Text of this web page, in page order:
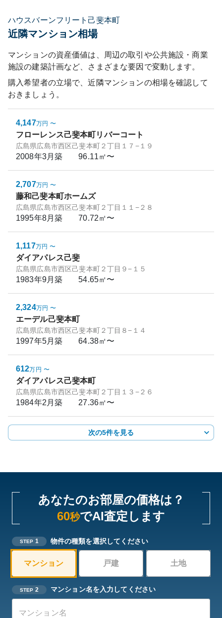
ハウスバーンフリート己斐本町
近隣マンション相場
マンションの資産価値は、周辺の取引や公共施設・商業
施設の建築計画など、さまざまな要因で変動します。
購入希望者の立場で、近隣マンションの相場を確認して
おきましょう。
4,147万円 〜
フローレンス己斐本町リバーコート
広島県広島市西区己斐本町２丁目１７−１９
2008年3月築 96.11㎡〜
2,707万円 〜
藤和己斐本町ホームズ
広島県広島市西区己斐本町２丁目１１−２８
1995年8月築 70.72㎡〜
1,117万円 〜
ダイアパレス己斐
広島県広島市西区己斐本町２丁目９−１５
1983年9月築 54.65㎡〜
2,324万円 〜
エーデル己斐本町
広島県広島市西区己斐本町２丁目８−１４
1997年5月築 64.38㎡〜
612万円 〜
ダイアパレス己斐本町
広島県広島市西区己斐本町２丁目１３−２６
1984年2月築 27.36㎡〜
次の5件を見る
あなたのお部屋の価格は？
60秒でAI査定します
STEP 1 物件の種類を選択してください
マンション 戸建 土地
STEP 2 マンション名を入力してください